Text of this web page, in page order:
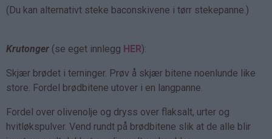
(Du kan alternativt steke baconskivene i tørr stekepanne.)
Krutonger (se eget innlegg HER):
Skjær brødet i terninger. Prøv å skjær bitene noenlunde like
store. Fordel brødbitene utover i en langpanne.
Fordel over olivenolje og dryss over flaksalt, urter og
hvitløkspulver. Vend rundt på brødbitene slik at de alle blir